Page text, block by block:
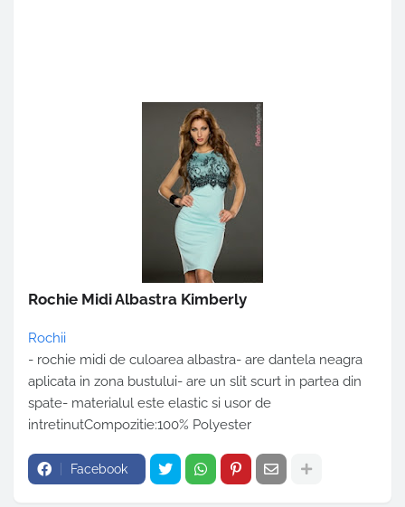
Rochie Midi Albastra Kimberly
Rochii
- rochie midi de culoarea albastra- are dantela neagra
aplicata in zona bustului- are un slit scurt in partea din
spate- materialul este elastic si usor de
intretinutCompozitie:100% Polyester
Facebook